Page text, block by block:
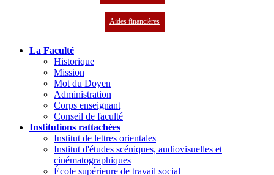
Aides financières
La Faculté
Historique
Mission
Mot du Doyen
Administration
Corps enseignant
Conseil de faculté
Institutions rattachées
Institut de lettres orientales
Institut d'études scéniques, audiovisuelles et
cinématographiques
École supérieure de travail social